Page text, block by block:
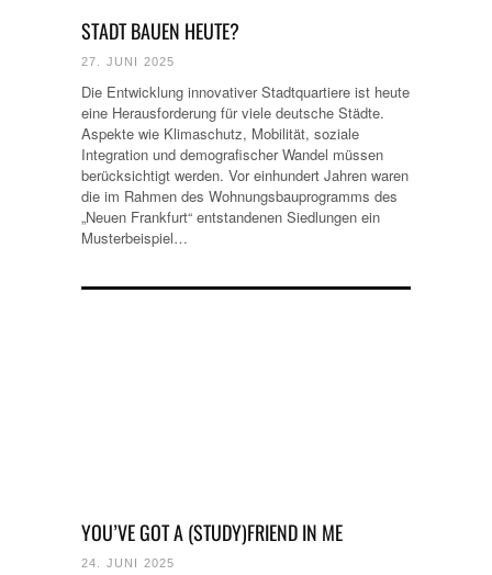
STADT BAUEN HEUTE?
27. JUNI 2025
Die Entwicklung innovativer Stadtquartiere ist heute
eine Herausforderung für viele deutsche Städte.
Aspekte wie Klimaschutz, Mobilität, soziale
Integration und demografischer Wandel müssen
berücksichtigt werden. Vor einhundert Jahren waren
die im Rahmen des Wohnungsbauprogramms des
„Neuen Frankfurt“ entstandenen Siedlungen ein
Musterbeispiel…
YOU’VE GOT A (STUDY)FRIEND IN ME
24. JUNI 2025